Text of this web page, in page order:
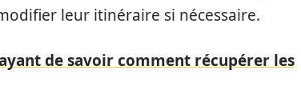
leur itinéraire si nécessaire.
de savoir comment récupérer les